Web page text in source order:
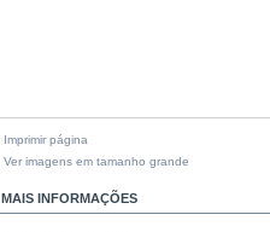
Imprimir página
Ver imagens em tamanho grande
MAIS INFORMAÇÕES